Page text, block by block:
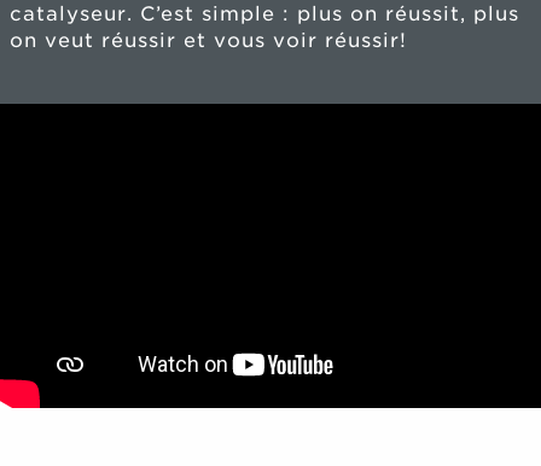
catalyseur. C’est simple : plus on réussit, plus
on veut réussir et vous voir réussir!